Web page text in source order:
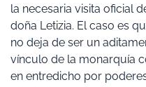
la necesaria visita oficial
doña Letizia. El caso es
no deja de ser un
vínculo de la monarquía
en entredicho por